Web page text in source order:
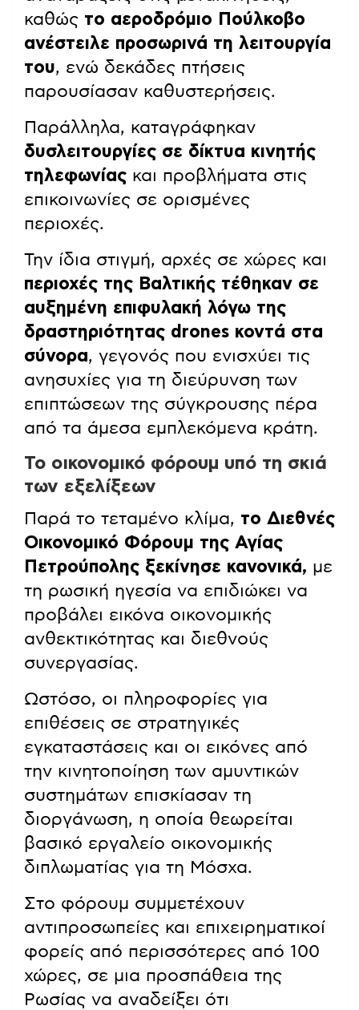
καθώς το αεροδρόμιο Πούλκοβο
ανέστειλε προσωρινά τη λειτουργία
του, ενώ δεκάδες πτήσεις
παρουσίασαν καθυστερήσεις.
Παράλληλα, καταγράφηκαν
δυσλειτουργίες σε δίκτυα κινητής
τηλεφωνίας και προβλήματα στις
επικοινωνίες σε ορισμένες
περιοχές.
Την ίδια στιγμή, αρχές σε χώρες και
περιοχές της Βαλτικής τέθηκαν σε
αυξημένη επιφυλακή λόγω της
δραστηριότητας drones κοντά στα
σύνορα, γεγονός που ενισχύει τις
ανησυχίες για τη διεύρυνση των
επιπτώσεων της σύγκρουσης πέρα
από τα άμεσα εμπλεκόμενα κράτη.
Το οικονομικό φόρουμ υπό τη σκιά
των εξελίξεων
Παρά το τεταμένο κλίμα, το Διεθνές
Οικονομικό Φόρουμ της Αγίας
Πετρούπολης ξεκίνησε κανονικά, με
τη ρωσική ηγεσία να επιδιώκει να
προβάλει εικόνα οικονομικής
ανθεκτικότητας και διεθνούς
συνεργασίας.
Ωστόσο, οι πληροφορίες για
επιθέσεις σε στρατηγικές
εγκαταστάσεις και οι εικόνες από
την κινητοποίηση των αμυντικών
συστημάτων επισκίασαν τη
διοργάνωση, η οποία θεωρείται
βασικό εργαλείο οικονομικής
διπλωματίας για τη Μόσχα.
Στο φόρουμ συμμετέχουν
αντιπροσωπείες και επιχειρηματικοί
φορείς από περισσότερες από 100
χώρες, σε μια προσπάθεια της
Ρωσίας να αναδείξει ότι